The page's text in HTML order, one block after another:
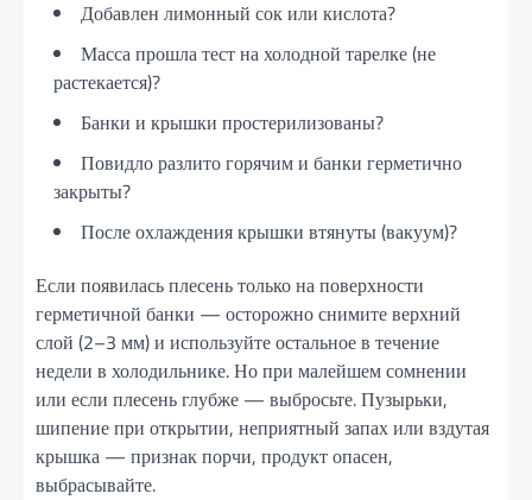
Добавлен лимонный сок или кислота?
Масса прошла тест на холодной тарелке (не
растекается)?
Банки и крышки простерилизованы?
Повидло разлито горячим и банки герметично
закрыты?
После охлаждения крышки втянуты (вакуум)?
Если появилась плесень только на поверхности
герметичной банки — осторожно снимите верхний
слой (2–3 мм) и используйте остальное в течение
недели в холодильнике. Но при малейшем сомнении
или если плесень глубже — выбросьте. Пузырьки,
шипение при открытии, неприятный запах или вздутая
крышка — признак порчи, продукт опасен,
выбрасывайте.